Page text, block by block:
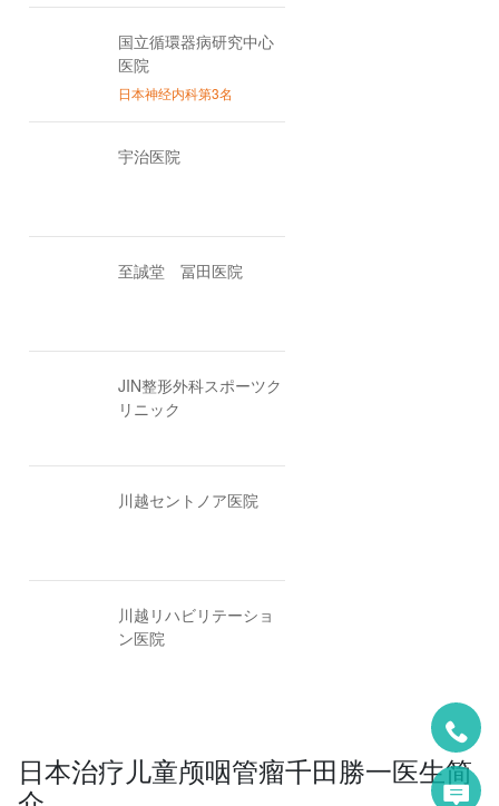
国立循環器病研究中心
医院
日本神经内科第3名
宇治医院
至誠堂 冨田医院
JIN整形外科スポーツク
リニック
川越セントノア医院
川越リハビリテーショ
ン医院
日本治疗儿童颅咽管瘤千田勝一医生简